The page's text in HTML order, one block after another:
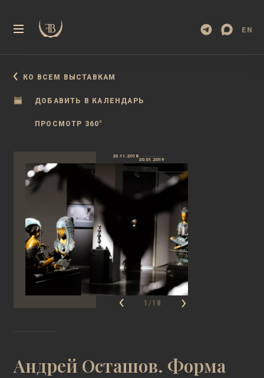
EN
КО ВСЕМ ВЫСТАВКАМ
ДОБАВИТЬ В КАЛЕНДАРЬ
ПРОСМОТР 360°
23.11.2018
20.01.2019
1/18
Андрей Осташов. Форма